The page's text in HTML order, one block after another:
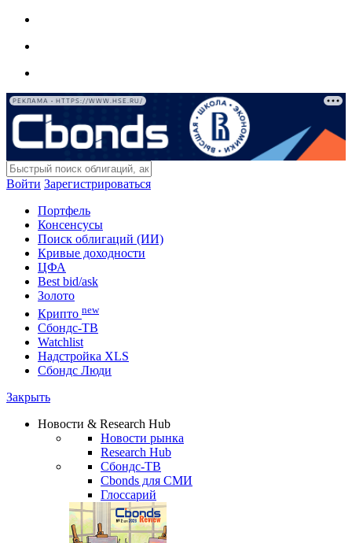
РЕКЛАМА • HTTPS://WWW.HSE.RU/
Войти Зарегистрироваться
Портфель
Консенсусы
Поиск облигаций (ИИ)
Кривые доходности
ЦФА
Best bid/ask
Золото
Крипто new
Сбондс-ТВ
Watchlist
Надстройка XLS
Сбондс Люди
Закрыть
Новости & Research Hub
Новости рынка
Research Hub
Сбондс-ТВ
Cbonds для СМИ
Глоссарий